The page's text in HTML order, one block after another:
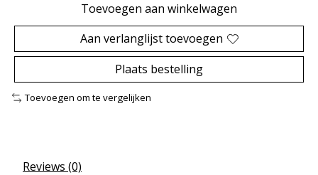
Toevoegen aan winkelwagen
Aan verlanglijst toevoegen
Plaats bestelling
Toevoegen om te vergelijken
Reviews (0)